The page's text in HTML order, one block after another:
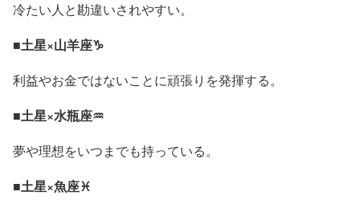
冷たい人と勘違いされやすい。
■土星×山羊座♑
利益やお金ではないことに頑張りを発揮する。
■土星×水瓶座♒
夢や理想をいつまでも持っている。
■土星×魚座♓